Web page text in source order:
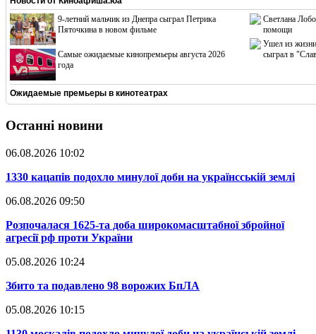
9-летний мальчик из Днепра сыграл Петрика
Пяточкина в новом фильме
Cамые ожидаемые кинопремьеры августа 2026
года
Светлана
помощи
Ушел из жизни
сыграл в
Ожидаемые премьеры в кинотеатрах
Останні новини
06.08.2026 10:02
​1330 кацапів подохло минулої доби на українсській землі
06.08.2026 09:50
​Розпочалася 1625-та доба широкомасштабної збройної
агресії рф проти України
05.08.2026 10:24
​Збито та подавлено 98 ворожих БпЛА
05.08.2026 10:15